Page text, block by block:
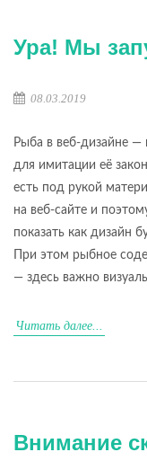
Ура! Мы
08.03.2019
Рыба в веб-дизайне —
для имитации её
есть под рукой
на веб-сайте и
показать как дизайн
При этом рыбное
— здесь важно
Читать далее...
Внимание